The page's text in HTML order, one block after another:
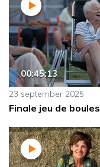
00:45:13
23 september 2025
Finale jeu de boules